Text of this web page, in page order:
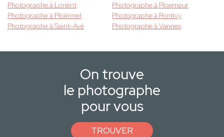
Photographe à Lorient
Photographe à Ploemeur
Photographe à Ploërmel
Photographe à Pontivy
Photographe à Saint-Avé
Photographe à Vannes
On trouve
le photographe
pour vous
TROUVER